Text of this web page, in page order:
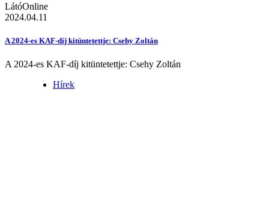
LátóOnline
2024.04.11
A 2024-es KAF-díj kitüntetettje: Csehy Zoltán
A 2024-es KAF-díj kitüntetettje: Csehy Zoltán
Hírek